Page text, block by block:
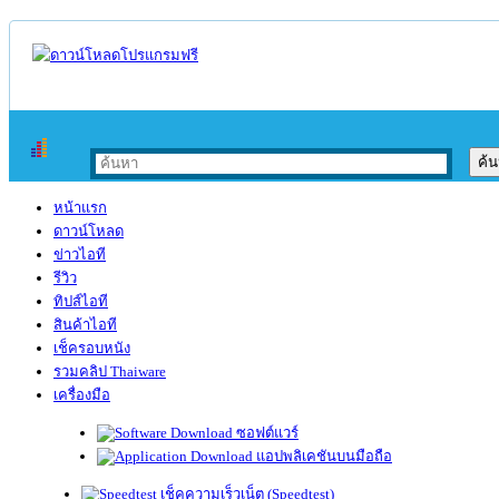
หน้าแรก
ดาวน์โหลด
ข่าวไอที
รีวิว
ทิปส์ไอที
สินค้าไอที
เช็ครอบหนัง
รวมคลิป Thaiware
เครื่องมือ
ซอฟต์แวร์
แอปพลิเคชันบนมือถือ
เช็คความเร็วเน็ต (Speedtest)